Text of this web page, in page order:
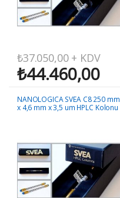
₺37.050,00+ KDV
₺44.460,00
NANOLOGICA SVEA C8 250 mm
x 4,6 mm x 3,5 um HPLC Kolonu